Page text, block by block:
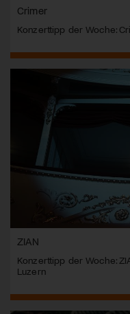
Crimer
Konzerttipp der Woche:
ZIAN
Konzerttipp der Woche:
Luzern